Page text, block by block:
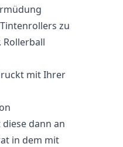
zu
mit Ihrer
dann an
in dem mit